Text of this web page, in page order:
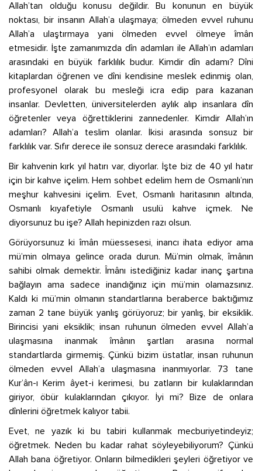
Allah’tan olduğu konusu değildir. Bu konunun en büyük
noktası, bir insanın Allah’a ulaşmaya; ölmeden evvel ruhunu
Allah’a ulaştırmaya yani ölmeden evvel ölmeye îmân
etmesidir. İşte zamanımızda dîn adamları ile Allah’ın adamları
arasındaki en büyük farklılık budur. Kimdir dîn adamı? Dîni
kitaplardan öğrenen ve dîni kendisine meslek edinmiş olan,
profesyonel olarak bu mesleği icra edip para kazanan
insanlar. Devletten, üniversitelerden aylık alıp insanlara dîn
öğretenler veya öğrettiklerini zannedenler. Kimdir Allah’ın
adamları? Allah’a teslim olanlar. İkisi arasında sonsuz bir
farklılık var. Sıfır derece ile sonsuz derece arasındaki farklılık.
Bir kahvenin kırk yıl hatırı var, diyorlar. İşte biz de 40 yıl hatır
için bir kahve içelim. Hem sohbet edelim hem de Osmanlı’nın
meşhur kahvesini içelim. Evet, Osmanlı haritasının altında,
Osmanlı kıyafetiyle Osmanlı usulü kahve içmek. Ne
diyorsunuz bu işe? Allah hepinizden razı olsun.
Görüyorsunuz ki îmân müessesesi, inancı ihata ediyor ama
mü’min olmaya gelince orada durun. Mü’min olmak, îmânın
sahibi olmak demektir. Îmânı istediğiniz kadar inanç şartına
bağlayın ama sadece inandığınız için mü’min olamazsınız.
Kaldı ki mü’min olmanın standartlarına beraberce baktığımız
zaman 2 tane büyük yanlış görüyoruz; bir yanlış, bir eksiklik.
Birincisi yani eksiklik; insan ruhunun ölmeden evvel Allah’a
ulaşmasına inanmak îmânın şartları arasına normal
standartlarda girmemiş. Çünkü bizim üstatlar, insan ruhunun
ölmeden evvel Allah’a ulaşmasına inanmıyorlar. 73 tane
Kur’ân-ı Kerim âyet-i kerimesi, bu zatların bir kulaklarından
giriyor, öbür kulaklarından çıkıyor. İyi mi? Bize de onlara
dînlerini öğretmek kalıyor tabii.
Evet, ne yazık ki bu tabiri kullanmak mecburiyetindeyiz;
öğretmek. Neden bu kadar rahat söyleyebiliyorum? Çünkü
Allah bana öğretiyor. Onların bilmedikleri şeyleri öğretiyor ve